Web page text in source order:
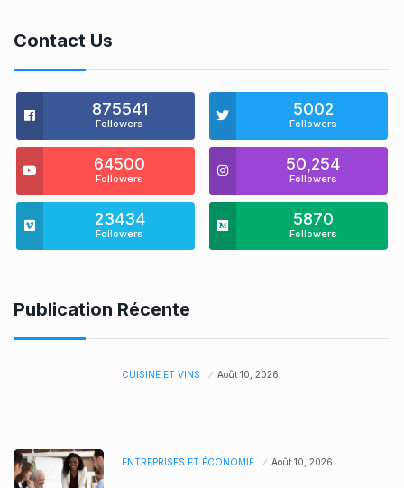
Contact Us
875541
Followers
5002
Followers
64500
Followers
50,254
Followers
23434
Followers
5870
Followers
Publication Récente
CUISINE ET VINS Août 10, 2026
ENTREPRISES ET ÉCONOMIE Août 10, 2026